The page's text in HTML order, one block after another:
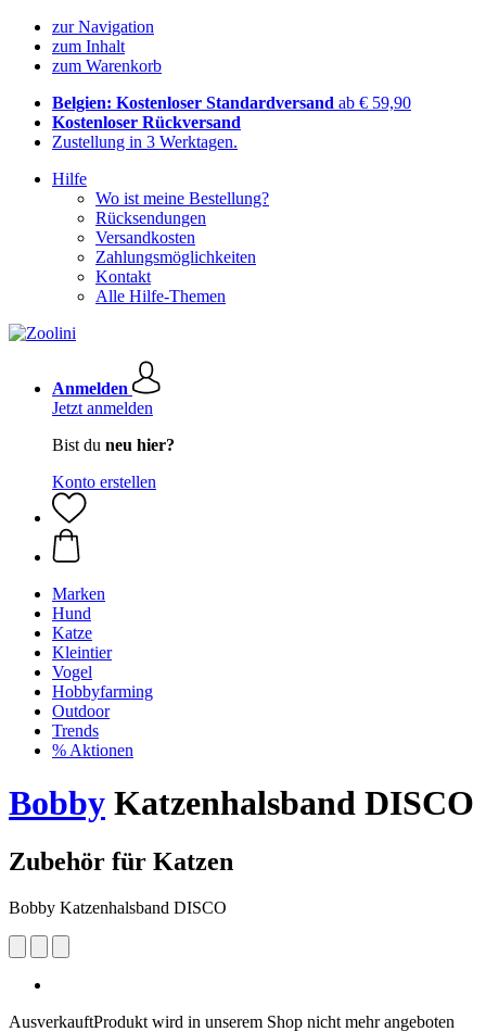
zur Navigation
zum Inhalt
zum Warenkorb
Belgien: Kostenloser Standardversand ab € 59,90
Kostenloser Rückversand
Zustellung in 3 Werktagen.
Hilfe
Wo ist meine Bestellung?
Rücksendungen
Versandkosten
Zahlungsmöglichkeiten
Kontakt
Alle Hilfe-Themen
Anmelden
Jetzt anmelden
Bist du neu hier?
Konto erstellen
Marken
Hund
Katze
Kleintier
Vogel
Hobbyfarming
Outdoor
Trends
% Aktionen
Bobby Katzenhalsband DISCO
Zubehör für Katzen
Bobby Katzenhalsband DISCO
AusverkauftProdukt wird in unserem Shop nicht mehr angeboten